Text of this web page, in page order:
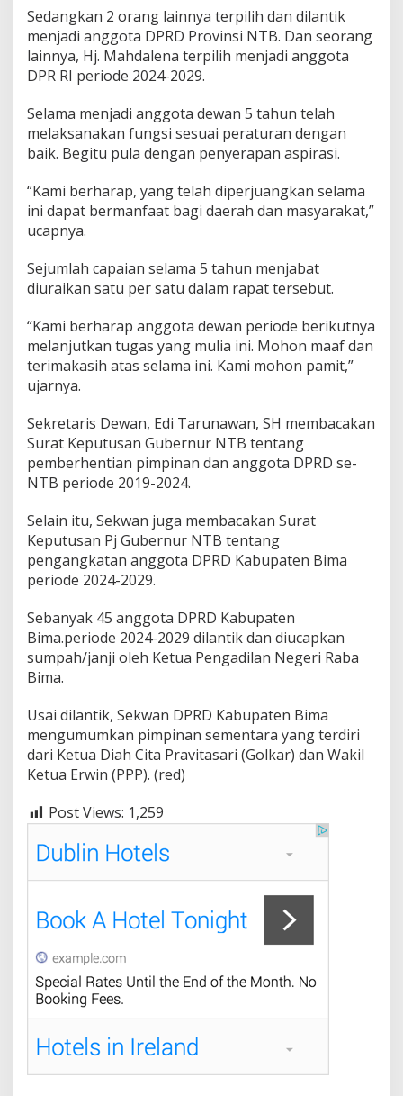
Sedangkan 2 orang lainnya terpilih dan dilantik
menjadi anggota DPRD Provinsi NTB. Dan seorang
lainnya, Hj. Mahdalena terpilih menjadi anggota
DPR RI periode 2024-2029.
Selama menjadi anggota dewan 5 tahun telah
melaksanakan fungsi sesuai peraturan dengan
baik. Begitu pula dengan penyerapan aspirasi.
“Kami berharap, yang telah diperjuangkan selama
ini dapat bermanfaat bagi daerah dan masyarakat,”
ucapnya.
Sejumlah capaian selama 5 tahun menjabat
diuraikan satu per satu dalam rapat tersebut.
“Kami berharap anggota dewan periode berikutnya
melanjutkan tugas yang mulia ini. Mohon maaf dan
terimakasih atas selama ini. Kami mohon pamit,”
ujarnya.
Sekretaris Dewan, Edi Tarunawan, SH membacakan
Surat Keputusan Gubernur NTB tentang
pemberhentian pimpinan dan anggota DPRD se-
NTB periode 2019-2024.
Selain itu, Sekwan juga membacakan Surat
Keputusan Pj Gubernur NTB tentang
pengangkatan anggota DPRD Kabupaten Bima
periode 2024-2029.
Sebanyak 45 anggota DPRD Kabupaten
Bima.periode 2024-2029 dilantik dan diucapkan
sumpah/janji oleh Ketua Pengadilan Negeri Raba
Bima.
Usai dilantik, Sekwan DPRD Kabupaten Bima
mengumumkan pimpinan sementara yang terdiri
dari Ketua Diah Cita Pravitasari (Golkar) dan Wakil
Ketua Erwin (PPP). (red)
Post Views: 1,259